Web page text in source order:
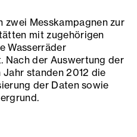
Messkampagnen zur
mit zugehörigen
Wasserräder
Nach der Auswertung der
standen 2012 die
der Daten sowie